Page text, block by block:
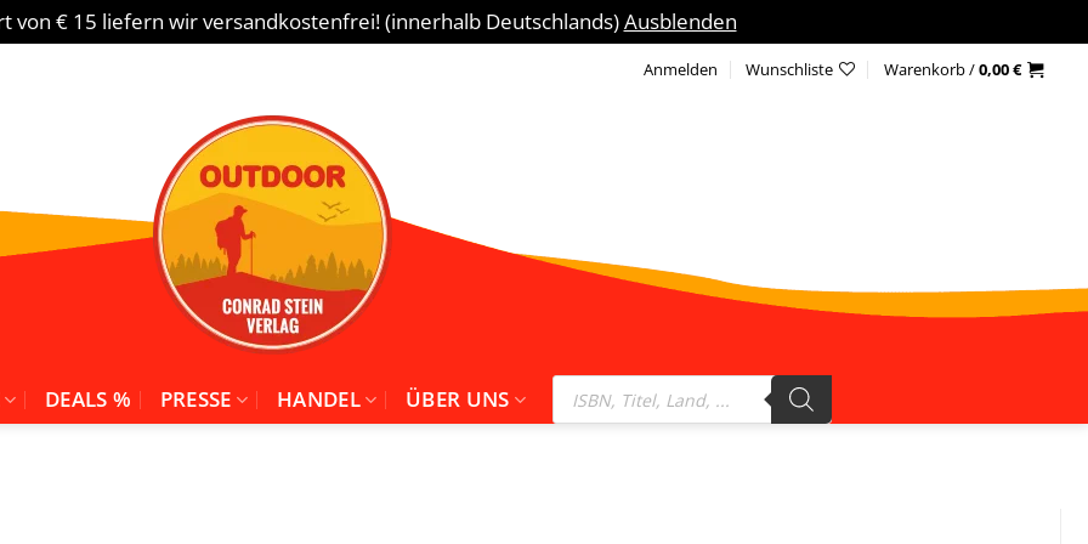
von € 15 liefern wir versandkostenfrei! (innerhalb Deutschlands)Ausblenden
Anmelden Wunschliste Warenkorb /0,00€
DEALS % PRESSE HANDEL ÜBER UNS
Products
search